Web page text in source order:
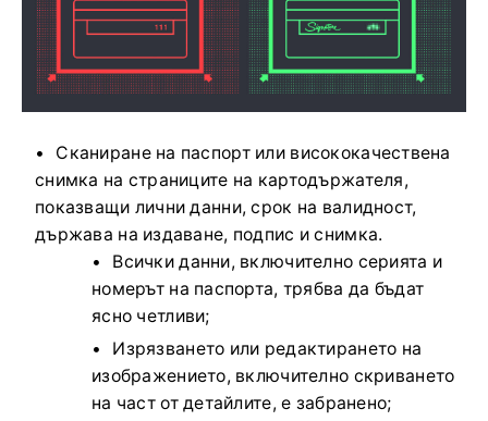
Сканиране на паспорт или висококачествена
снимка на страниците на картодържателя,
показващи лични данни, срок на валидност,
държава на издаване, подпис и снимка.
Всички данни, включително серията и
номерът на паспорта, трябва да бъдат
ясно четливи;
Изрязването или редактирането на
изображението, включително скриването
на част от детайлите, е забранено;